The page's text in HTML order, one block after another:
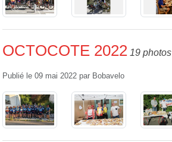
OCTOCOTE 2022 19 photos
Publié le 09 mai 2022 par Bobavelo